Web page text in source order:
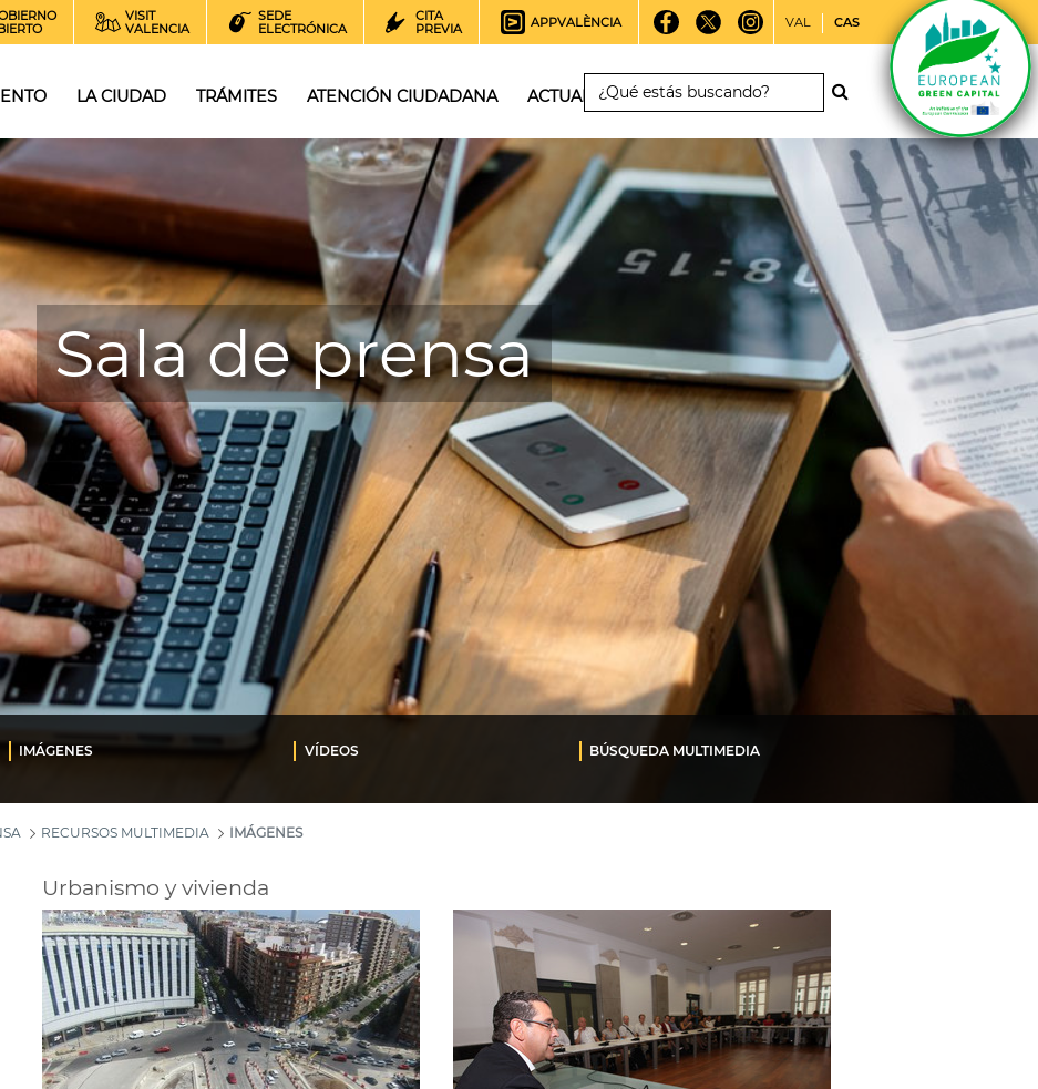
VISIT
VALENCIA
SEDE
ELECTRÓNICA
CITA
PREVIA
APPVALÈNCIA VAL CAS
LA CIUDAD TRÁMITES ATENCIÓN CIUDADANA ACTUALIDAD
Sala de prensa
IMÁGENES VÍDEOS BÚSQUEDA MULTIMEDIA
RECURSOS MULTIMEDIA IMÁGENES
Urbanismo y vivienda